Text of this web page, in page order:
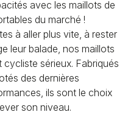
avec les maillots de
du marché !
à aller plus vite, à rester
leur balade, nos maillots
sérieux. Fabriqués
des dernières
ils sont le choix
son niveau.